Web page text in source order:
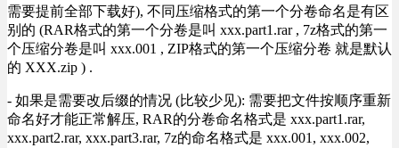
需要提前全部下载好), 不同压缩格式的第一个分卷命名是有区
别的 (RAR格式的第一个分卷是叫 xxx.part1.rar , 7z格式的第一
个压缩分卷是叫 xxx.001 , ZIP格式的第一个压缩分卷 就是默认
的 XXX.zip ) .
- 如果是需要改后缀的情况 (比较少见): 需要把文件按顺序重新
命名好才能正常解压, RAR的分卷命名格式是 xxx.part1.rar,
xxx.part2.rar, xxx.part3.rar, 7z的命名格式是 xxx.001, xxx.002,